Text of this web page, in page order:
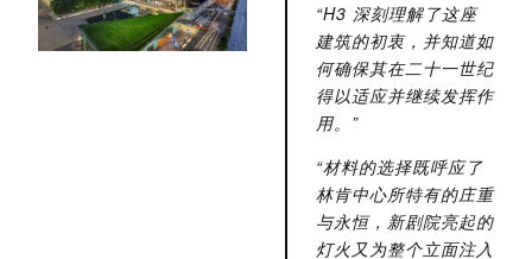
“H3 深刻理解了这座
建筑的初衷，并知道如
何确保其在二十一世纪
得以适应并继续发挥作
用。”
“材料的选择既呼应了
林肯中心所特有的庄重
与永恒，新剧院亮起的
灯火又为整个立面注入